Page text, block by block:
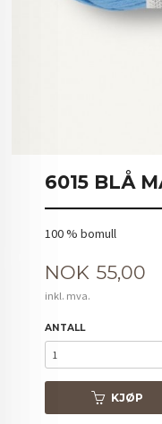
6015 BLÅ
100 % bomull
Pris
NOK 55,00
inkl. mva.
ANTALL
KJØP